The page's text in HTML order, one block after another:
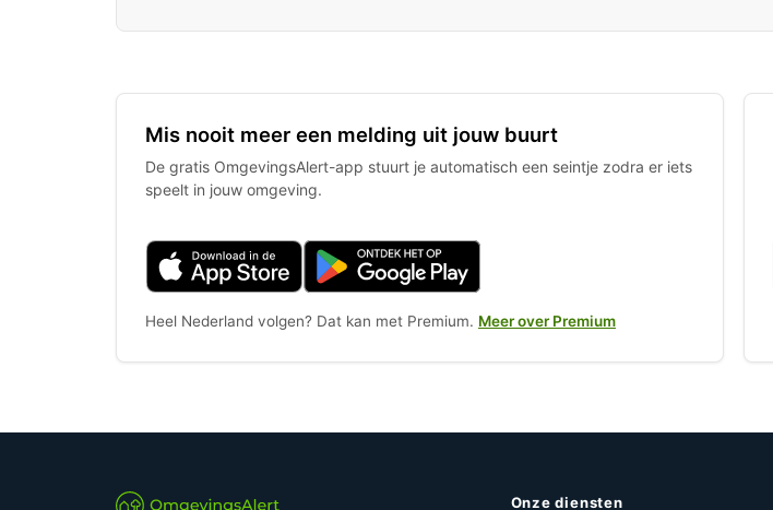
Mis nooit meer een melding uit jouw buurt
De gratis OmgevingsAlert-app stuurt je automatisch een seintje zodra er iets
speelt in jouw omgeving.
Heel Nederland volgen? Dat kan met Premium. Meer over Premium
Onze diensten